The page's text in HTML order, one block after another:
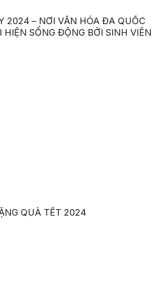
2024 – NƠI VĂN HÓA ĐA QUỐC
HIỆN SỐNG ĐỘNG BỞI SINH VIÊN
QUÀ TẾT 2024